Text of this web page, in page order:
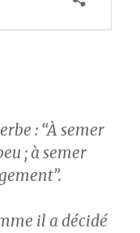
: “À semer
; à semer
il a décidé